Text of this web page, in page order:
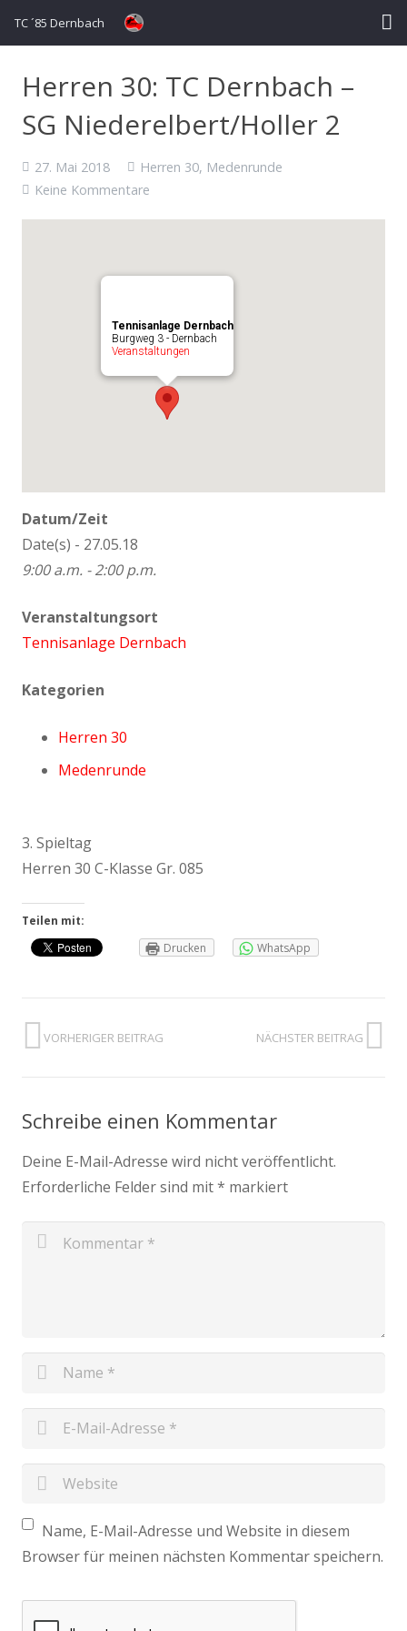
TC ´85 Dernbach
Veranstaltungen
Herren 30: TC Dernbach –
SG Niederelbert/Holler 2
27. Mai 2018 Herren 30, Medenrunde
Keine Kommentare
Tennisanlage Dernbach
Burgweg 3 - Dernbach
Veranstaltungen
Datum/Zeit
Date(s) - 27.05.18
9:00 a.m. - 2:00 p.m.
Veranstaltungsort
Tennisanlage Dernbach
Kategorien
Herren 30
Medenrunde
3. Spieltag
Herren 30 C-Klasse Gr. 085
Teilen mit:
Drucken
WhatsApp
VORHERIGER BEITRAG NÄCHSTER BEITRAG
Schreibe einen Kommentar
Deine E-Mail-Adresse wird nicht veröffentlicht.
Erforderliche Felder sind mit* markiert
Name, E-Mail-Adresse und Website in diesem
Browser für meinen nächsten Kommentar speichern.